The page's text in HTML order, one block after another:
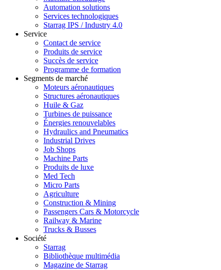
Automation solutions
Services technologiques
Starrag IPS / Industry 4.0
Service
Contact de service
Produits de service
Succès de service
Programme de formation
Segments de marché
Moteurs aéronautiques
Structures aéronautiques
Huile & Gaz
Turbines de puissance
Énergies renouvelables
Hydraulics and Pneumatics
Industrial Drives
Job Shops
Machine Parts
Produits de luxe
Med Tech
Micro Parts
Agriculture
Construction & Mining
Passengers Cars & Motorcycle
Railway & Marine
Trucks & Busses
Société
Starrag
Bibliothèque multimédia
Magazine de Starrag